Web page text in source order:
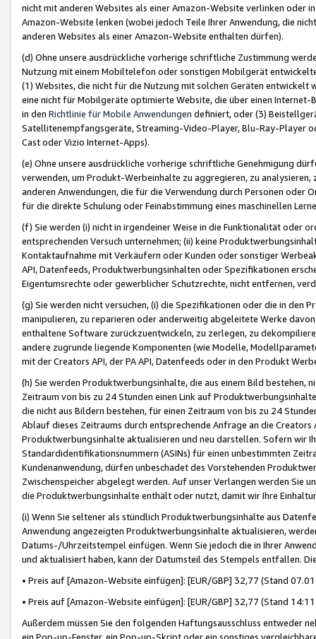
nicht mit anderen Websites als einer Amazon-Website verlinken oder
Amazon-Website lenken (wobei jedoch Teile Ihrer Anwendung, die
anderen Websites als einer Amazon-Website enthalten dürfen).
(d) Ohne unsere ausdrückliche vorherige schriftliche Zustimmung
Nutzung mit einem Mobiltelefon oder sonstigen Mobilgerät
(1) Websites, die nicht für die Nutzung mit solchen Geräten
eine nicht für Mobilgeräte optimierte Website, die über einen
in den Richtlinie für Mobile Anwendungen definiert, oder (3)
Satellitenempfangsgeräte, Streaming-Video-Player, Blu-Ray-Player
Cast oder Vizio Internet-Apps).
(e) Ohne unsere ausdrückliche vorherige schriftliche Genehmigung
verwenden, um Produkt-Werbeinhalte zu aggregieren, zu
anderen Anwendungen, die für die Verwendung durch Personen
für die direkte Schulung oder Feinabstimmung eines maschinellen
(f) Sie werden (i) nicht in irgendeiner Weise in die Funktionalität oder
entsprechenden Versuch unternehmen; (ii) keine
Kontaktaufnahme mit Verkäufern oder Kunden oder sonstiger
API, Datenfeeds, Produktwerbungsinhalten oder Spezifikationen
Eigentumsrechte oder gewerblicher Schutzrechte, nicht entfernen,
(g) Sie werden nicht versuchen, (i) die Spezifikationen oder die in
manipulieren, zu reparieren oder anderweitig abgeleitete Werke
enthaltene Software zurückzuentwickeln, zu zerlegen, zu
andere zugrunde liegende Komponenten (wie Modelle,
mit der Creators API, der PA API, Datenfeeds oder in den Produkt
(h) Sie werden Produktwerbungsinhalte, die aus einem Bild bestehen,
Zeitraum von bis zu 24 Stunden einen Link auf
die nicht aus Bildern bestehen, für einen Zeitraum von bis zu 24
Ablauf dieses Zeitraums durch entsprechende Anfrage an die
Produktwerbungsinhalte aktualisieren und neu darstellen. Sofern wir
Standardidentifikationsnummern (ASINs) für einen unbestimmten
Kundenanwendung, dürfen unbeschadet des Vorstehenden
Zwischenspeicher abgelegt werden. Auf unser Verlangen werden Sie
die Produktwerbungsinhalte enthält oder nutzt, damit wir Ihre
(i) Wenn Sie seltener als stündlich Produktwerbungsinhalte aus
Anwendung angezeigten Produktwerbungsinhalte aktualisieren,
Datums-/Uhrzeitstempel einfügen. Wenn Sie jedoch die in Ihrer
und aktualisiert haben, kann der Datumsteil des Stempels entfallen.
• Preis auf [Amazon-Website einfügen]: [EUR/GBP] 32,77 (Stand
• Preis auf [Amazon-Website einfügen]: [EUR/GBP] 32,77 (Stand
Außerdem müssen Sie den folgenden Haftungsausschluss entweder
ein Pop-up-Fenster, ein Pop-up-Skript oder ein sonstiges